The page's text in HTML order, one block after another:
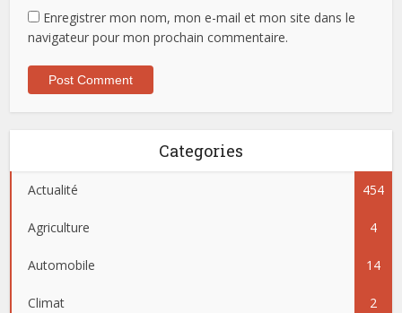
Enregistrer mon nom, mon e-mail et mon site dans le
navigateur pour mon prochain commentaire.
Categories
Actualité 454
Agriculture 4
Automobile 14
Climat 2